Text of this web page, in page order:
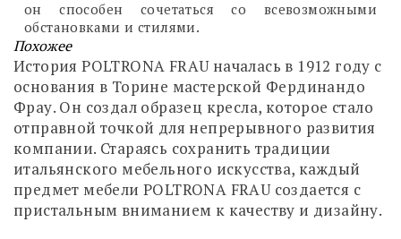
он способен сочетаться со всевозможными
обстановками и стилями.
Похожее
История POLTRONA FRAU началась в 1912 году с
основания в Торине мастерской Фердинандо
Фрау. Он создал образец кресла, которое стало
отправной точкой для непрерывного развития
компании. Стараясь сохранить традиции
итальянского мебельного искусства, каждый
предмет мебели POLTRONA FRAU создается с
пристальным вниманием к качеству и дизайну.